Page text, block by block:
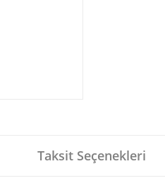
Taksit Seçenekleri